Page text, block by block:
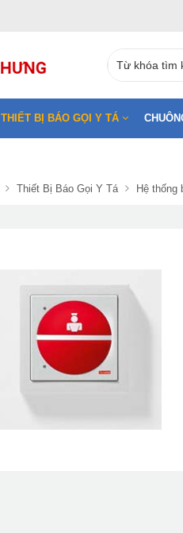
THIẾT BỊ BÁO GỌI Y TÁ
Thiết Bị Báo Gọi Y Tá Hệ thống